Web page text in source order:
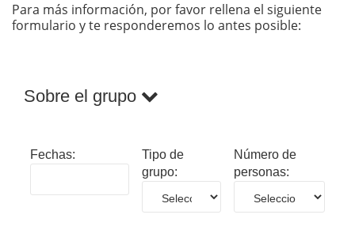
Para más información, por favor rellena el siguiente
formulario y te responderemos lo antes posible:
Sobre el grupo
Fechas:
Tipo de
grupo:
Número de
personas: